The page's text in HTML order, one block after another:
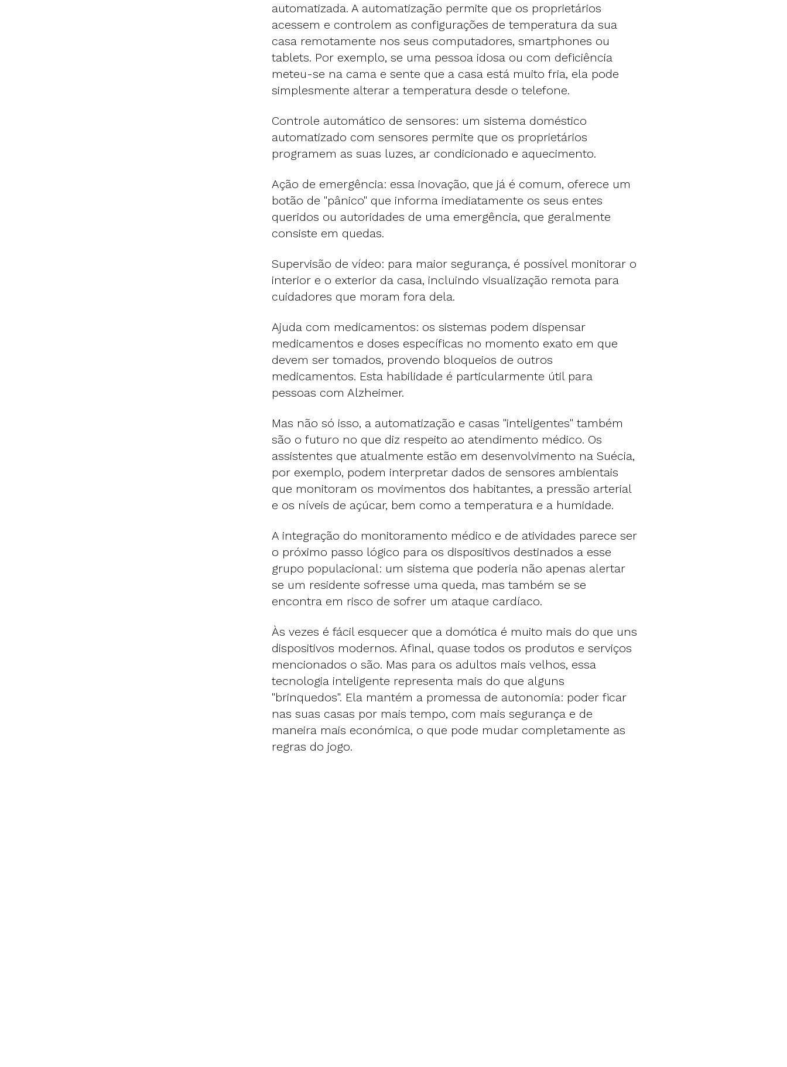
automatizada. A automatização permite que os proprietários
acessem e controlem as configurações de temperatura da sua
casa remotamente nos seus computadores, smartphones ou
tablets. Por exemplo, se uma pessoa idosa ou com deficiência
meteu-se na cama e sente que a casa está muito fria, ela pode
simplesmente alterar a temperatura desde o telefone.
Controle automático de sensores: um sistema doméstico
automatizado com sensores permite que os proprietários
programem as suas luzes, ar condicionado e aquecimento.
Ação de emergência: essa inovação, que já é comum, oferece um
botão de "pânico" que informa imediatamente os seus entes
queridos ou autoridades de uma emergência, que geralmente
consiste em quedas.
Supervisão de vídeo: para maior segurança, é possível monitorar o
interior e o exterior da casa, incluindo visualização remota para
cuidadores que moram fora dela.
Ajuda com medicamentos: os sistemas podem dispensar
medicamentos e doses específicas no momento exato em que
devem ser tomados, provendo bloqueios de outros
medicamentos. Esta habilidade é particularmente útil para
pessoas com Alzheimer.
Mas não só isso, a automatização e casas "inteligentes" também
são o futuro no que diz respeito ao atendimento médico. Os
assistentes que atualmente estão em desenvolvimento na Suécia,
por exemplo, podem interpretar dados de sensores ambientais
que monitoram os movimentos dos habitantes, a pressão arterial
e os níveis de açúcar, bem como a temperatura e a humidade.
A integração do monitoramento médico e de atividades parece ser
o próximo passo lógico para os dispositivos destinados a esse
grupo populacional: um sistema que poderia não apenas alertar
se um residente sofresse uma queda, mas também se se
encontra em risco de sofrer um ataque cardíaco.
Às vezes é fácil esquecer que a domótica é muito mais do que uns
dispositivos modernos. Afinal, quase todos os produtos e serviços
mencionados o são. Mas para os adultos mais velhos, essa
tecnologia inteligente representa mais do que alguns
"brinquedos". Ela mantém a promessa de autonomia: poder ficar
nas suas casas por mais tempo, com mais segurança e de
maneira mais económica, o que pode mudar completamente as
regras do jogo.